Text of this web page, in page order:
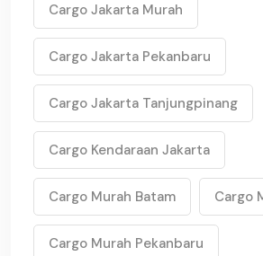
Cargo Jakarta Murah
Cargo Jakarta Pekanbaru
Cargo Jakarta Tanjungpinang
Cargo Kendaraan Jakarta
Cargo Murah Batam Cargo
Cargo Murah Pekanbaru